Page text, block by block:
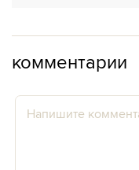
комментарии